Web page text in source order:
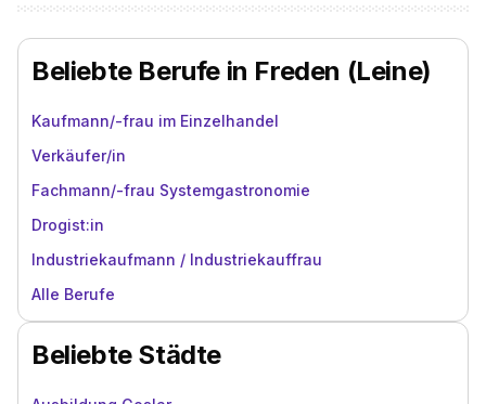
Beliebte Berufe in Freden (Leine)
Kaufmann/-frau im Einzelhandel
Verkäufer/in
Fachmann/-frau Systemgastronomie
Drogist:in
Industriekaufmann / Industriekauffrau
Alle Berufe
Beliebte Städte